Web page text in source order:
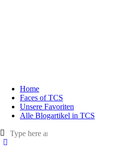
Home
Faces of TCS
Unsere Favoriten
Alle Blogartikel in TCS